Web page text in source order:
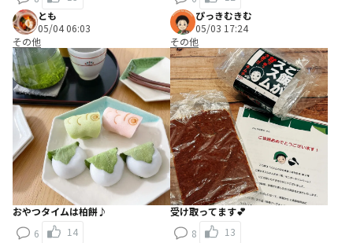
とも
05/04 06:03
その他
おやつタイムは柏餅♪
6
14
ぴっきむきむ
05/03 17:24
その他
受け取ってます💕
8
13